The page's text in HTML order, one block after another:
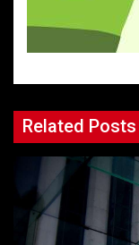
Related Posts